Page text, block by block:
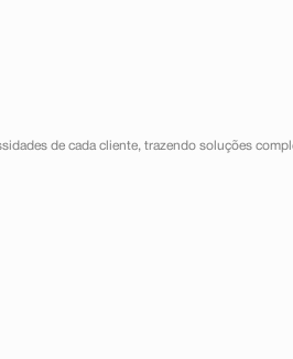
de cada cliente, trazendo soluções